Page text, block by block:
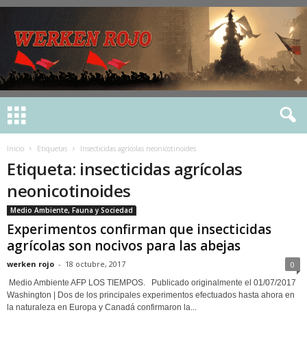
Inicio Etiquetas Insecticidas agrícolas neonicotinoides
Etiqueta: insecticidas agrícolas
neonicotinoides
Medio Ambiente, Fauna y Sociedad
Experimentos confirman que insecticidas
agrícolas son nocivos para las abejas
werken rojo - 18 octubre, 2017 0
Medio Ambiente AFP LOS TIEMPOS. Publicado originalmente el 01/07/2017
Washington | Dos de los principales experimentos efectuados hasta ahora en
la naturaleza en Europa y Canadá confirmaron la...